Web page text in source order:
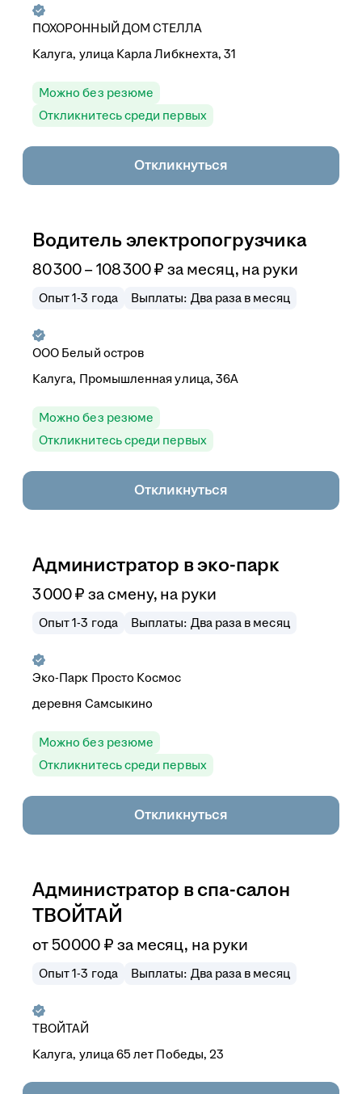
ПОХОРОННЫЙ ДОМ СТЕЛЛА
Калуга, улица Карла Либкнехта, 31
Можно без резюме
Откликнитесь среди первых
Откликнуться
Водитель электропогрузчика
80 300–108 300₽ за месяц, на руки
Опыт 1-3 года Выплаты: Два раза в месяц
ООО Белый остров
Калуга, Промышленная улица, 36А
Можно без резюме
Откликнитесь среди первых
Откликнуться
Администратор в эко-парк
3 000₽ за смену, на руки
Опыт 1-3 года Выплаты: Два раза в месяц
Эко-Парк Просто Космос
деревня Самсыкино
Можно без резюме
Откликнитесь среди первых
Откликнуться
Администратор в спа-салон
ТВОЙТАЙ
от50 000 ₽ за месяц, на руки
Опыт 1-3 года Выплаты: Два раза в месяц
ТВОЙТАЙ
Калуга, улица 65 лет Победы, 23